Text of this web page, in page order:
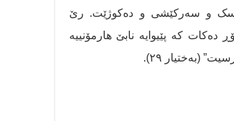
ریسک و سەرکێشی و دەکوژێت. رێ
دەکات کە پێیوایە نابێ هارمۆنییە
(بەختیار ٢٩).